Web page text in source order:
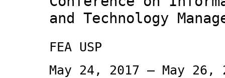
and Technology
FEA USP
May 24, 2017 – May 26,